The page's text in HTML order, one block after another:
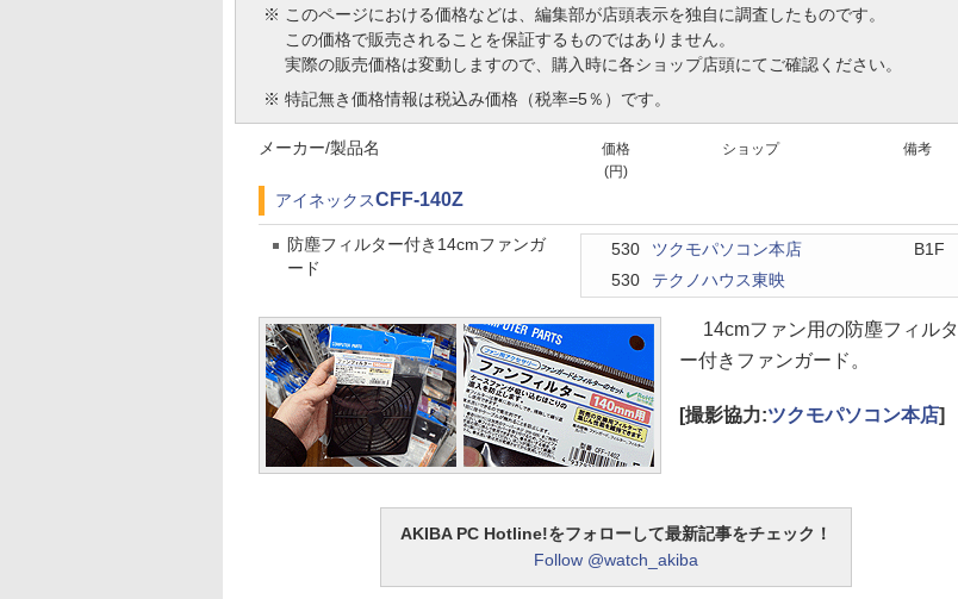
※ このページにおける価格などは、編集部が店頭表示を独自に調査したものです。
この価格で販売されることを保証するものではありません。
実際の販売価格は変動しますので、購入時に各ショップ店頭にてご確認ください。
※ 特記無き価格情報は税込み価格（税率=5％）です。
価格
(円)
ショップ 備考
メーカー/製品名
アイネックスCFF-140Z
防塵フィルター付き14cmファンガ
ード
530 ツクモパソコン本店
B1F
530
テクノハウス東映
14cmファン用の防塵フィルタ
ー付きファンガード。
[撮影協力:ツクモパソコン本店]
AKIBA PC Hotline!をフォローして最新記事をチェック！
Follow @watch_akiba